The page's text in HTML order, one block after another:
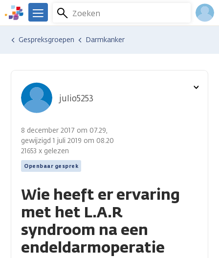
Overslaan
en
naar
We
er
Zoeken
Menu
Ervaringen van anderen
Gespreksgroepen Darmkanker
Wie heeft er ervaring
met het L.A.R
syndroom na een
endeldarmoperatie
julio5253
Openbaar gesprek
8 december 2017 om 07.29,
gewijzigd 1 juli 2019 om 08.20
21653 x gelezen
Toon